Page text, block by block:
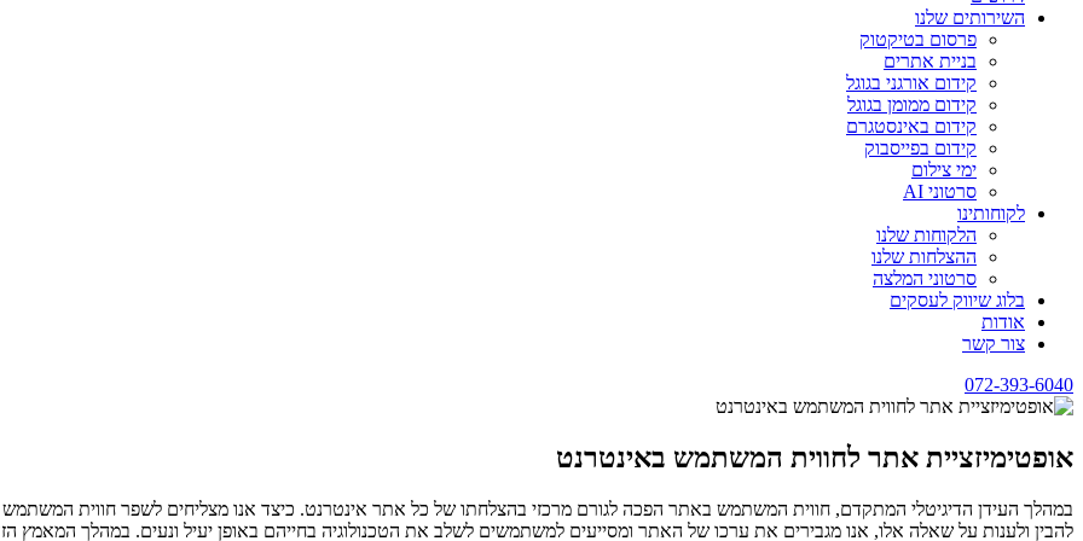
השירותים שלנו
פרסום בטיקטוק
בניית אתרים
קידום אורגני בגוגל
קידום ממומן בגוגל
קידום באינסטגרם
קידום בפייסבוק
ימי צילום
סרטוני AI
לקוחותינו
הלקוחות שלנו
ההצלחות שלנו
סרטוני המלצה
בלוג שיווק לעסקים
אודות
צור קשר
072-393-6040
אופטימיזציית אתר לחווית המשתמש באינטרנט
במהלך העידן הדיגיטלי המתקדם, חווית המשתמש באתר הפכה לגורם מרכזי בהצלחתו של כל אתר אינטרנט. כיצד אנו מצליחים לשפר חווית
להבין ולענות על שאלה אלו, אנו מגבירים את ערכו של האתר ומסייעים למשתמשים לשלב את הטכנולוגיה בחייהם באופן יעיל ונעים. במהלך